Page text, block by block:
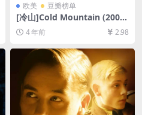
欧美 豆瓣榜单
[冷山]Cold Mountain (2003)
[百度网盘+迅雷云盘资源1080
P超清未删减][MP4/10GB][中
英字幕]
4 年前 2.98